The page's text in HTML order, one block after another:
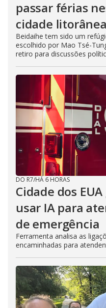
passar férias
cidade litorânea
Beidaihe tem sido um
escolhido por Mao Tsé-
retiro para discussões
DO R7/HÁ 6 HORAS
Cidade dos
usar IA para
de emergência
Ferramenta analisa as
encaminhadas para